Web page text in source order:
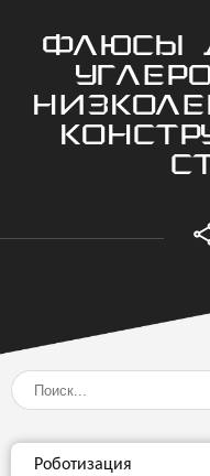
ФЛЮСЫ
Роботизация